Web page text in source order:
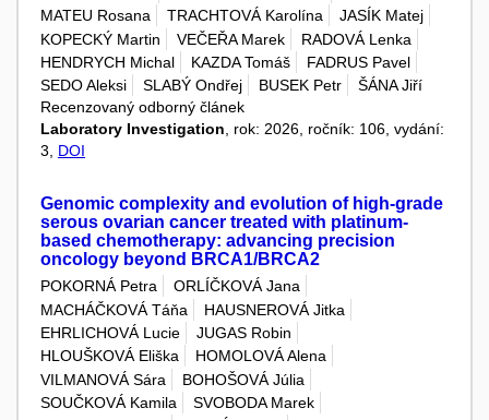
MATEU Rosana
TRACHTOVÁ Karolína
JASÍK Matej
KOPECKÝ Martin
VEČEŘA Marek
RADOVÁ Lenka
HENDRYCH Michal
KAZDA Tomáš
FADRUS Pavel
SEDO Aleksi
SLABÝ Ondřej BUSEK Petr
ŠÁNA Jiří
Recenzovaný odborný článek
Laboratory Investigation , rok: 2026, ročník: 106, vydání:
3, DOI
Genomic complexity and evolution of high-grade
serous ovarian cancer treated with platinum-
based chemotherapy: advancing precision
oncology beyond BRCA1/BRCA2
POKORNÁ Petra
ORLÍČKOVÁ Jana
MACHÁČKOVÁ Táňa
HAUSNEROVÁ Jitka
EHRLICHOVÁ Lucie
JUGAS Robin
HLOUŠKOVÁ Eliška
HOMOLOVÁ Alena
VILMANOVÁ Sára
BOHOŠOVÁ Júlia
SOUČKOVÁ Kamila
SVOBODA Marek